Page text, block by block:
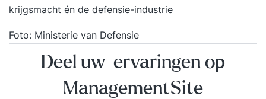
krijgsmacht én de defensie-industrie
Foto: Ministerie van Defensie
Deel uw ervaringen op
ManagementSite